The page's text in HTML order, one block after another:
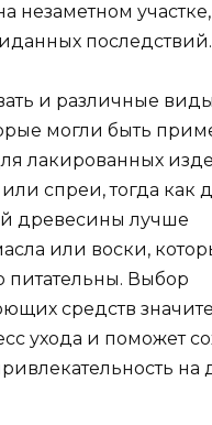
незаметном
последствий.
и различные виды
могли быть
лакированных
спреи, тогда как
древесины лучше
или воски,
питательны. Выбор
средств
ухода и поможет
на